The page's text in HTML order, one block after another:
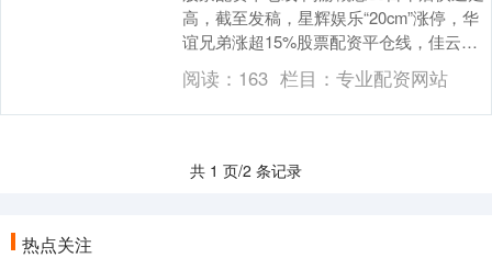
高，截至发稿，星辉娱乐“20cm”涨停，华
谊兄弟涨超15%股票配资平仓线，佳云科
技、中青宝涨逾11%，凯撒文化亦涨停，
吉....
阅读： 163 栏目： 专业配资网站
共 1 页/2 条记录
热点关注